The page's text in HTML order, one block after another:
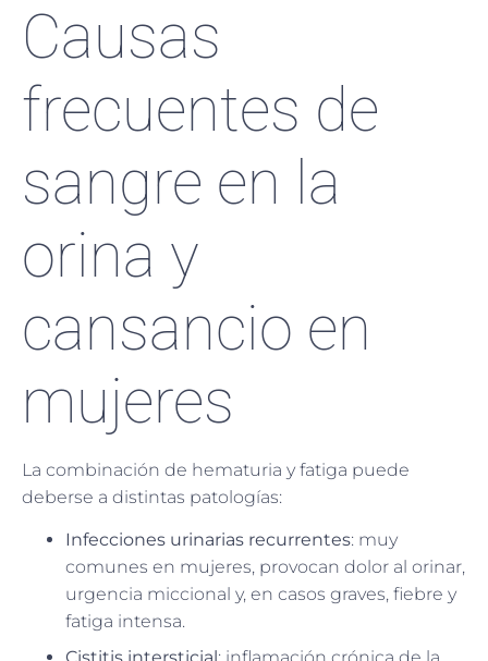
Causas
frecuentes de
sangre en la
orina y
cansancio en
mujeres
La combinación de hematuria y fatiga puede
deberse a distintas patologías:
Infecciones urinarias recurrentes: muy
comunes en mujeres, provocan dolor al orinar,
urgencia miccional y, en casos graves, fiebre y
fatiga intensa.